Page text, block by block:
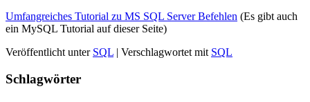
Umfangreiches Tutorial zu MS SQL Server Befehlen (Es gibt auch
ein MySQL Tutorial auf dieser Seite)
Veröffentlicht unter SQL | Verschlagwortet mit SQL
Schlagwörter